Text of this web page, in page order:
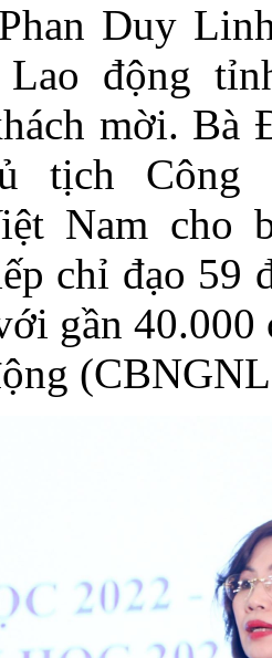
Duy
Lao động
mời. Bà
tịch Công
Nam cho
chỉ đạo 59
gần 40.000